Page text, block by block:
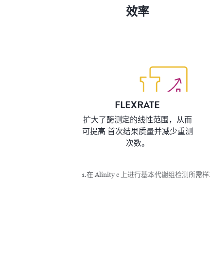
效率
FLEXRATE
扩大了酶测定的线性范围，从而
可提高 首次结果质量并减少重测
次数。
1.在 Alinity c 上进行基本代谢组检测所需